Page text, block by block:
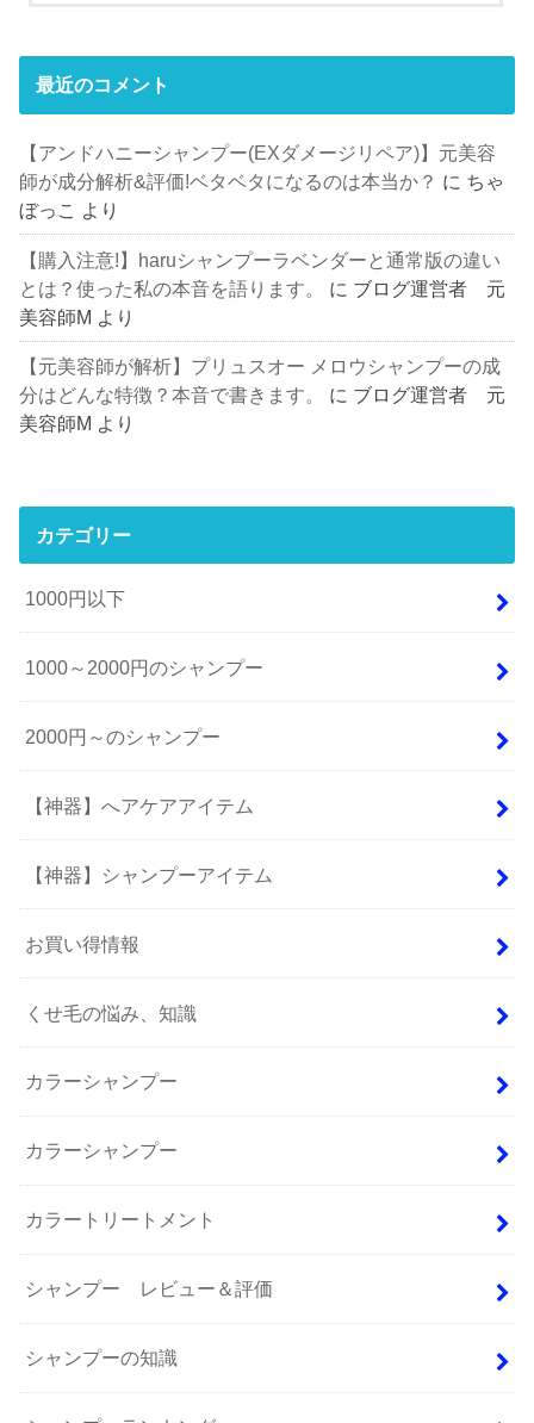
最近のコメント
【アンドハニーシャンプー(EXダメージリペア)】元美容
師が成分解析&評価!ベタベタになるのは本当か？ に ちゃ
ぼっこ より
【購入注意!】haruシャンプーラベンダーと通常版の違い
とは？使った私の本音を語ります。
に ブログ運営者 元
美容師M より
【元美容師が解析】プリュスオー メロウシャンプーの成
分はどんな特徴？本音で書きます。
に ブログ運営者 元
美容師M より
カテゴリー
1000円以下
1000～2000円のシャンプー
2000円～のシャンプー
【神器】へアケアアイテム
【神器】シャンプーアイテム
お買い得情報
くせ毛の悩み、知識
カラーシャンプー
カラーシャンプー
カラートリートメント
シャンプー レビュー＆評価
シャンプーの知識